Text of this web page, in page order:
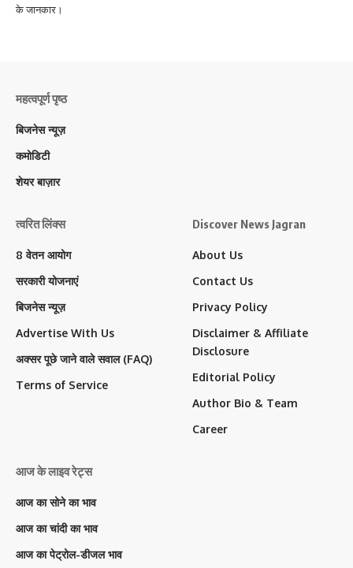
के जानकार।
महत्वपूर्ण पृष्ठ
बिजनेस न्यूज़
कमोडिटी
शेयर बाज़ार
त्वरित लिंक्स
8 वेतन आयोग
सरकारी योजनाएं
बिजनेस न्यूज़
Advertise With Us
अक्सर पूछे जाने वाले सवाल (FAQ)
Terms of Service
Discover News Jagran
About Us
Contact Us
Privacy Policy
Disclaimer & Affiliate
Disclosure
Editorial Policy
Author Bio & Team
Career
आज के लाइव रेट्स
आज का सोने का भाव
आज का चांदी का भाव
आज का पेट्रोल-डीजल भाव